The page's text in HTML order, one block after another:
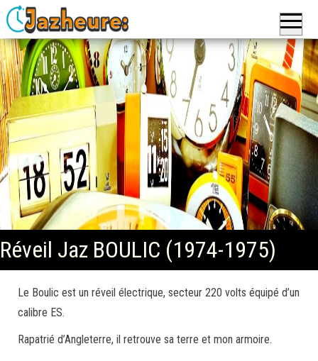
Jazheure
: Réveils,
Montres
et
Horloges,
pendules
de la
marque
Jaz
Réveil Jaz BOULIC (1974-1975)
Le Boulic est un réveil électrique, secteur 220 volts équipé d’un
calibre ES.
Rapatrié d’Angleterre, il retrouve sa terre et mon armoire.